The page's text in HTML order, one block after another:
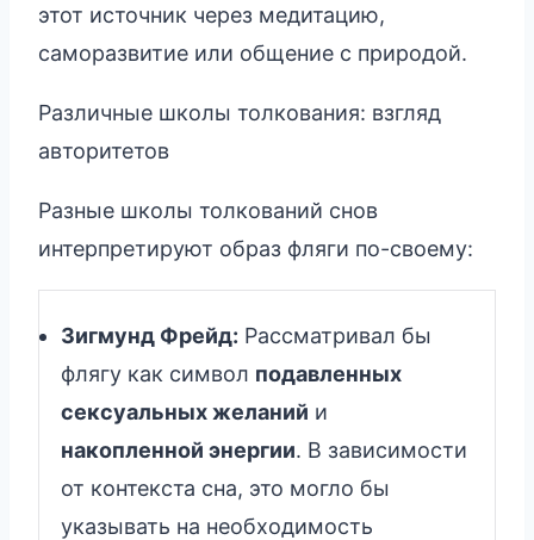
этот источник через медитацию,
саморазвитие или общение с природой.
Различные школы толкования: взгляд
авторитетов
Разные школы толкований снов
интерпретируют образ фляги по-своему:
Зигмунд Фрейд: Рассматривал бы
флягу как символ подавленных
сексуальных желаний и
накопленной энергии. В зависимости
от контекста сна, это могло бы
указывать на необходимость